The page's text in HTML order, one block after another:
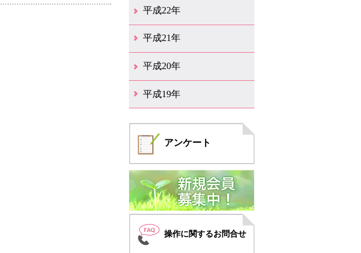
12月（6）
11月（6）
10月（14）
9月（5）
8月（8）
7月（7）
6月（9）
5月（11）
4月（12）
3月（3）
2月（2）
平成22年
12月（1）
11月（5）
10月（7）
9月（15）
8月（12）
7月（11）
6月（12）
5月（6）
4月（4）
3月（17）
2月（7）
1月（6）
平成21年
12月（4）
11月（3）
10月（7）
9月（5）
8月（7）
7月（9）
6月（13）
5月（9）
4月（22）
3月（9）
2月（8）
平成20年
12月（6）
11月（4）
10月（6）
9月（4）
8月（1）
7月（6）
6月（1）
5月（1）
4月（1）
3月（2）
2月（4）
1月（2）
平成19年
アンケート
操作に関するお問合せ